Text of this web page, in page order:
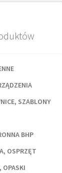
SZABLONY
BHP
OSPRZĘT
OPASKI